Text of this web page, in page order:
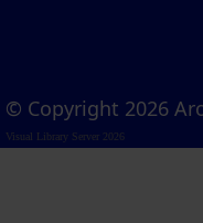
© Copyright 2026
Visual Library Server 2026